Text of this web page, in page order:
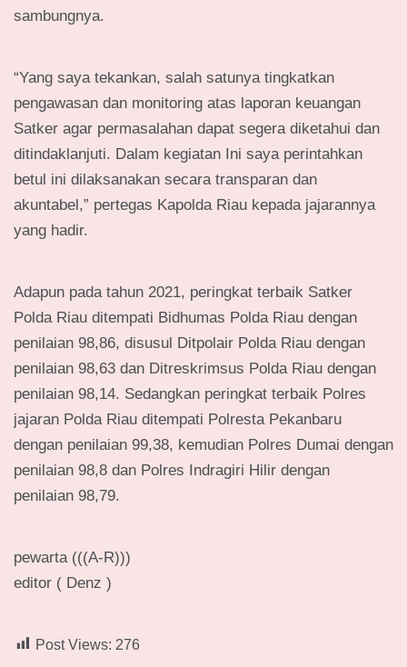
sambungnya.
“Yang saya tekankan, salah satunya tingkatkan
pengawasan dan monitoring atas laporan keuangan
Satker agar permasalahan dapat segera diketahui dan
ditindaklanjuti. Dalam kegiatan Ini saya perintahkan
betul ini dilaksanakan secara transparan dan
akuntabel,” pertegas Kapolda Riau kepada jajarannya
yang hadir.
Adapun pada tahun 2021, peringkat terbaik Satker
Polda Riau ditempati Bidhumas Polda Riau dengan
penilaian 98,86, disusul Ditpolair Polda Riau dengan
penilaian 98,63 dan Ditreskrimsus Polda Riau dengan
penilaian 98,14. Sedangkan peringkat terbaik Polres
jajaran Polda Riau ditempati Polresta Pekanbaru
dengan penilaian 99,38, kemudian Polres Dumai dengan
penilaian 98,8 dan Polres Indragiri Hilir dengan
penilaian 98,79.
pewarta (((A-R)))
editor ( Denz )
Post Views: 276